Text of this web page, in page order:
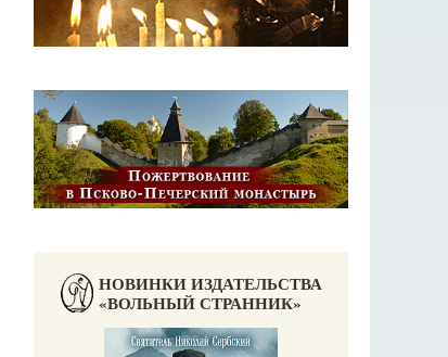
НОВИНКИ ИЗДАТЕЛЬСТВА
«ВОЛЬНЫЙ СТРАННИК»